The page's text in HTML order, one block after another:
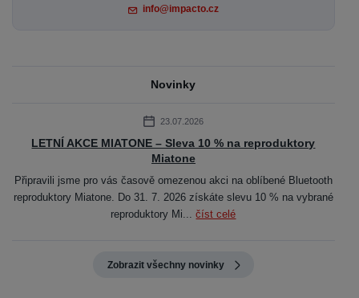
info@impacto.cz
Novinky
23.07.2026
LETNÍ AKCE MIATONE – Sleva 10 % na reproduktory
Miatone
Připravili jsme pro vás časově omezenou akci na oblíbené Bluetooth
reproduktory Miatone. Do 31. 7. 2026 získáte slevu 10 % na vybrané
reproduktory Mi...číst celé
Zobrazit všechny novinky